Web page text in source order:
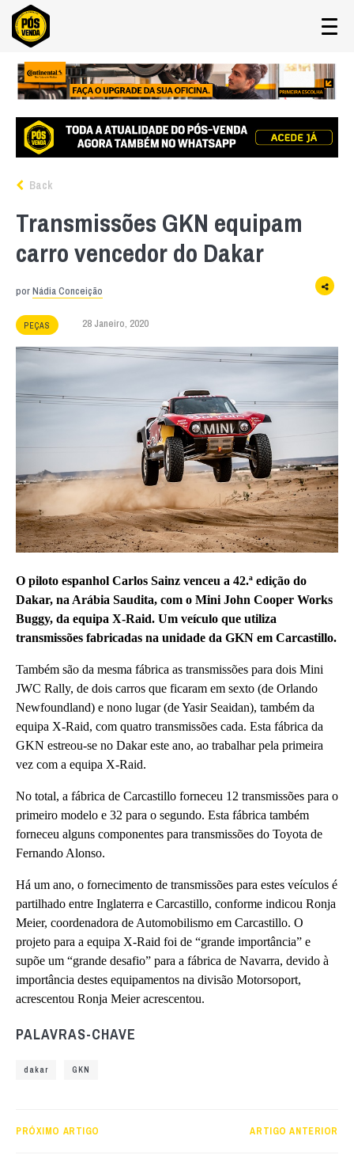
Back
Transmissões GKN equipam
carro vencedor do Dakar
porNádia Conceição
PEÇAS 28 Janeiro, 2020
O piloto espanhol Carlos Sainz venceu a 42.ª edição do
Dakar, na Arábia Saudita, com o Mini John Cooper Works
Buggy, da equipa X-Raid. Um veículo que utiliza
transmissões fabricadas na unidade da GKN em Carcastillo.
Também são da mesma fábrica as transmissões para dois Mini
JWC Rally, de dois carros que ficaram em sexto (de Orlando
Newfoundland) e nono lugar (de Yasir Seaidan), também da
equipa X-Raid, com quatro transmissões cada. Esta fábrica da
GKN estreou-se no Dakar este ano, ao trabalhar pela primeira
vez com a equipa X-Raid.
No total, a fábrica de Carcastillo forneceu 12 transmissões para o
primeiro modelo e 32 para o segundo. Esta fábrica também
forneceu alguns componentes para transmissões do Toyota de
Fernando Alonso.
Há um ano, o fornecimento de transmissões para estes veículos é
partilhado entre Inglaterra e Carcastillo, conforme indicou Ronja
Meier, coordenadora de Automobilismo em Carcastillo. O
projeto para a equipa X-Raid foi de “grande importância” e
supõe um “grande desafio” para a fábrica de Navarra, devido à
importância destes equipamentos na divisão Motorsoport,
acrescentou Ronja Meier acrescentou.
PALAVRAS-CHAVE
dakar GKN
PRÓXIMO ARTIGO ARTIGO ANTERIOR